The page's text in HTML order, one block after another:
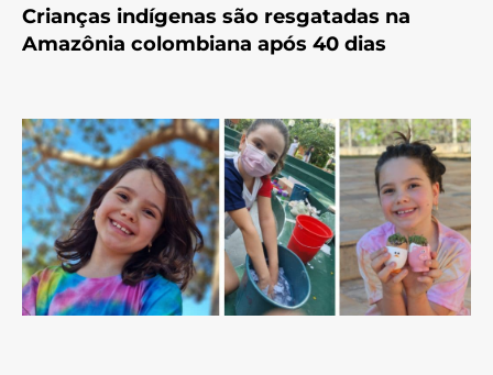
Crianças indígenas são resgatadas na
Amazônia colombiana após 40 dias